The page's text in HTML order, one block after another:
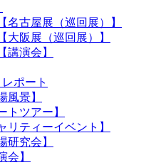
名古屋展（巡回展）】
大阪展（巡回展）】
講演会】
ポート
風景】
トツアー】
リティーイベント】
研究会】
会】